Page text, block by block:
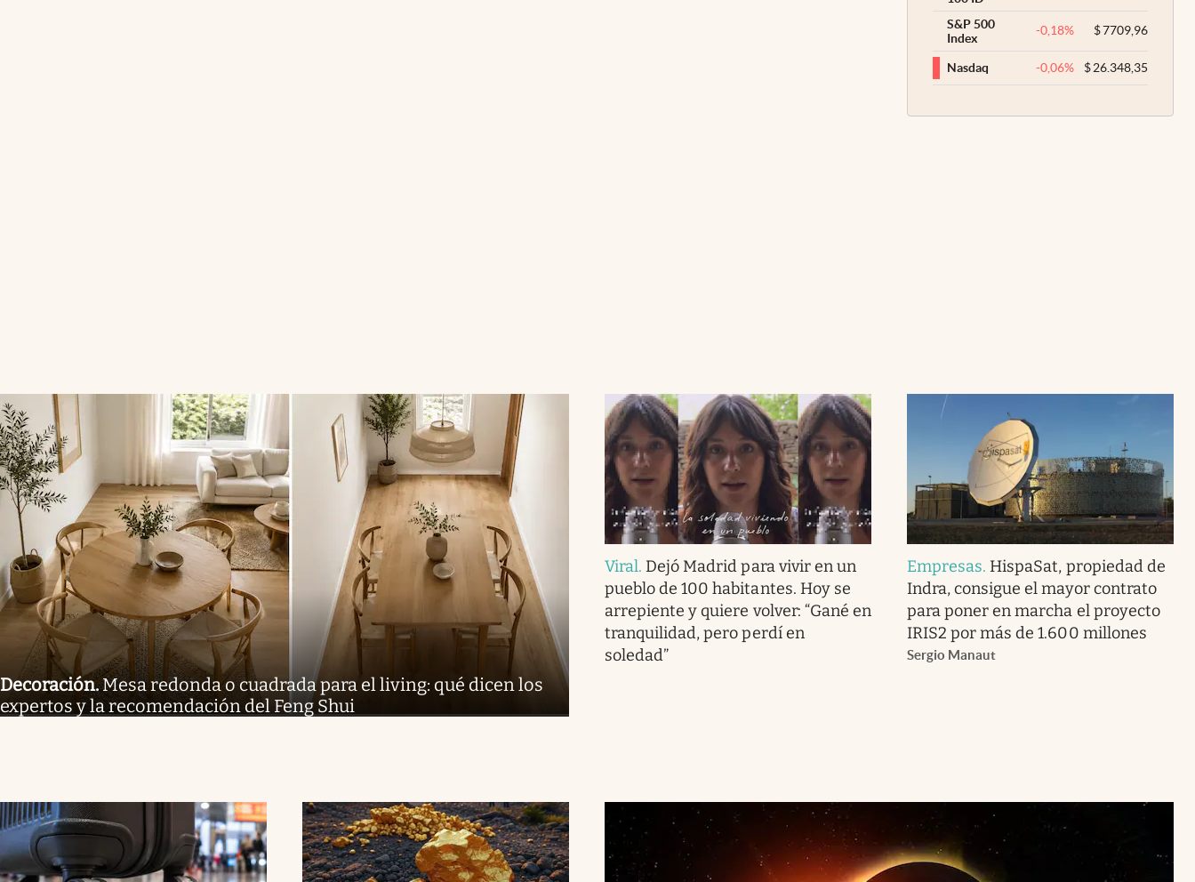
S&P 500
Index
-0,18% $7709,96
Nasdaq -0,06% $26.348,35
Decoración.Mesa redonda o cuadrada para el living: qué dicen los
expertos y la recomendación del Feng Shui
Viral. Dejó Madrid para vivir en un
pueblo de 100 habitantes. Hoy se
arrepiente y quiere volver: “Gané en
tranquilidad, pero perdí en
soledad”
Empresas. HispaSat, propiedad de
Indra, consigue el mayor contrato
para poner en marcha el proyecto
IRIS2 por más de 1.600 millones
Sergio Manaut